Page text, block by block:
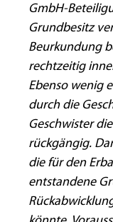
GmbH-
Grundbesitz
Beurkundung
rechtzeitig
Ebenso wenig
durch die
Geschwister
rückgängig.
die für den
entstandene